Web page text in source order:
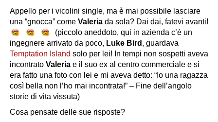
Appello per i vicolini single, ma è mai possibile lasciare
una “gnocca” come Valeria da sola? Dai dai, fatevi avanti!
(piccolo aneddoto, qui in azienda c’è un
ingegnere arrivato da poco, Luke Bird , guardava
Temptation Island solo per lei! In tempi non sospetti aveva
incontrato Valeria e il suo ex al centro commerciale e si
era fatto una foto con lei e mi aveva detto: “Io una ragazza
così bella non l’ho mai incontrata!” – Fine dell’angolo
storie di vita vissuta)
Cosa pensate delle sue risposte?